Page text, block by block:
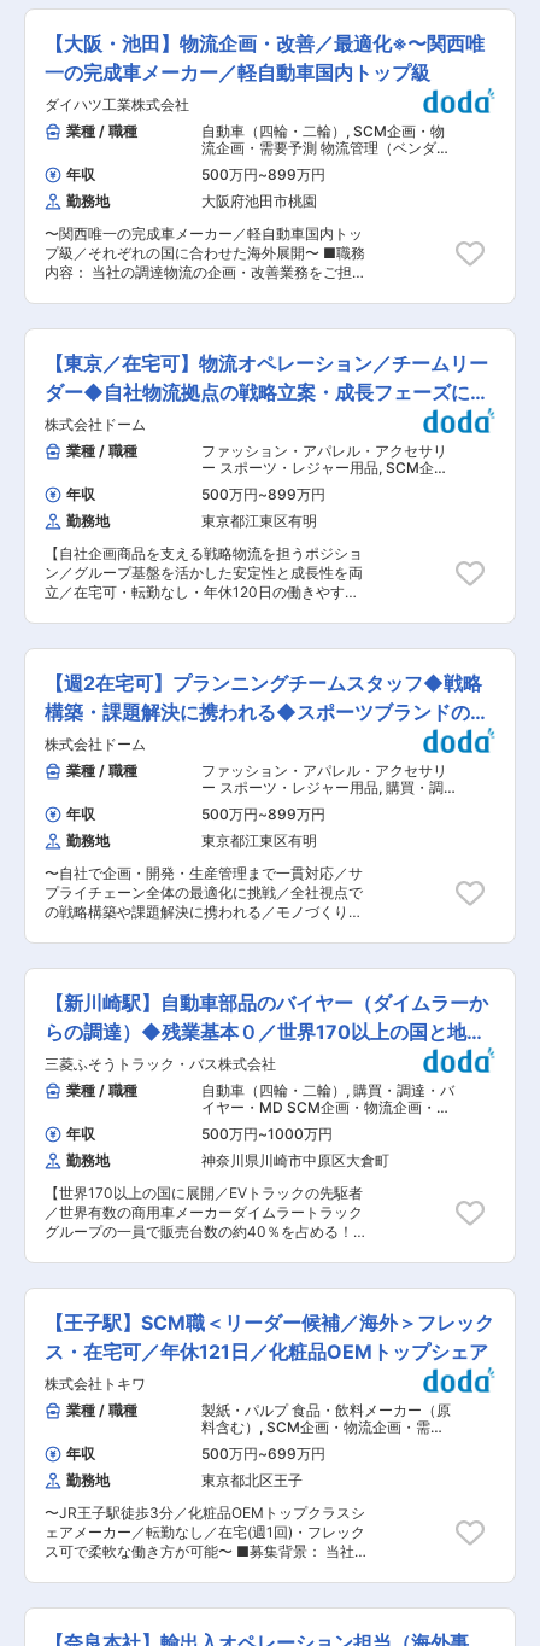
式会社(勤務地：東京都多摩市鶴牧2-11-2） 変更
の範囲：会社の定める業務
になりますが、緊急度や状況により、空輸での対
応も行っております。 ・貿易・関税に関する各種
申請業務 ・製品輸出に必要な各種証明書の取得・
手配業務 ・現地法人およびPOG（海外拠点（現
地法人））との連携・調整業務（主にメール／書
類ベース） ・在庫管理/在庫調達（海外への輸出
の際の製品のロット管理） ＜具体的な職務詳細＞
■輸出業務 海外展開国からオーダーを受け、ロッ
ト条件を含めて国内倉庫在庫を確認の上、フォワ
ーダー手配や輸出書類作成 、港・空港までの輸送
手配など輸出業務を担っていただきます。 Sales
contract、INVOICEやパッキングリスト等の他、
輸出する国によっては原産地証明やCOA等手配が
必要な書類があります。 ■ 在庫調達管理業務 委
託製造メーカーから商品を調達するにはリードタ
イムが数か月必要のため、事前に各国から必要数
変動する在庫数量を管理します。 ■業務の特徴
・取扱書類は日本語中心ですが、現地とのやりと
りは英語を使用したメールでのやりとりを行って
おります。 ・社内外関係者と連携しながら、正確
性・スピードを求められるポジションです。 【ポ
ジションの魅力】 ■ 海外戦略の策定にかかわる
ことができます →新製品など、海外に出す化粧品
の選定を行うことができます。（他部署との連携
をしながら、どの商品を海外に輸出するかを選ぶ
ことも可能です） ※内部材料の輸出可否等は他部
署で確認をしています。 ■ POLAブランドの商品
を、グローバルに広げることができます。
→POLAの自社商品を海外に伝えることができる
を実感する際は、とても大きなやりがいです。 ■
SCM部内でのローテーションが可能 →希望があ
です。 国内の物流やサプライチェーン管理・コス
ト管理など、物流に関する様々な経験を積むこと
も可能です。 変更の範囲：会社の定める業務
【大阪・池田】物流企画・改善／最適化※〜関西唯
一の完成車メーカー／軽自動車国内トップ級
ダイハツ工業株式会社
業種 / 職種
自動車（四輪・二輪） , SCM企画・物
流企画・需要予測 物流管理（ベンダー
管理・配送管理・受発注管理など）
年収 500万円~899万円
勤務地
大阪府池田市桃園
〜関西唯一の完成車メーカー／軽自動車国内トッ
プ級／それぞれの国に合わせた海外展開〜 ■職務
内容： 当社の調達物流の企画・改善業務をご担当
改善提案を通じて、サプライチェーン全体の最適
化・効率化を実現する重要な役割を担います。 ■
職務内容詳細： ・調達物流改革の企画立案、切替
準備、立上げ ・物流計画の立案および輸送ルート
の最適化や改善 ・部品メーカー様の出荷場や輸送
会社様の物流拠点におけるレイアウトおよびオペ
レーションの改善 ・物流の効率向上や環境負荷の
低減を目指した業務効率化の推進 ■部署の役割：
調達物流改革を通じて、国内部品物流の効率化と
持続可能な物流の構築を推進する重要な役割を担
います。社会的課題である輸送業界の需給バラン
スやカーボンニュートラルの実現に向け、部品メ
ーカー様から自社生産工場への部品物流の最適
化、輸送効率向上およびホワイト物流の推進を行
っております。 ■仕事の進め方： 各チーム（企
画・号口）単位で、部品メーカー様や輸送会社様
目指します。 ＊企画チーム：部品メーカー様への
改善提案、調達物流改革の企画立案、生産準備 ＊
号口チーム：引き取り物流の運営管理 ■入社後の
キャリアパス： 入社後は、約半年間のOJTおよび
研修を通じて業務の基礎を習得。その後は、現地
調査や改善提案を通じたプロジェクト経験を積
み、将来的にはリーダーや管理職としてキャリア
アップを目指していただきます。 ■仕事のやりが
い、魅力： 物流2024年問題の解決を目指し、持
続可能な社会の実現に貢献できるポジションで
す。部品メーカー様や輸送会社様と連携しながら
プロジェクトを推進する中で、自身のアイデアを
実現する機会に恵まれています。 変更の範囲：会
【東京／在宅可】物流オペレーション／チームリー
ダー◆自社物流拠点の戦略立案・成長フェーズに参
画
株式会社ドーム
業種 / 職種
ファッション・アパレル・アクセサリ
ー スポーツ・レジャー用品, SCM企
画・物流企画・需要予測 物流管理（ベ
ンダー管理・配送管理・受発注管理な
ど）
年収 500万円~899万円
勤務地
東京都江東区有明
【自社企画商品を支える戦略物流を担うポジショ
ン／グループ基盤を活かした安定性と成長性を両
立／在宅可・転勤なし・年休120日の働きやすい
ペレーション（チームリーダー）業務をお任せし
ます。 DIBとドームの架け橋となり、顧客である
アスリートのための供給オペレーションをご担当
いただきます。 ■業務内容： ・事業計画に照ら
し合わせた、供給体制の中長期戦略の立案・実行
・物流倉庫施設維持・メンテナンス、活用 ・入出
庫オペレーションマネジメント ・予算管理/契約
管理 ・DU社（ドームユナイテッド社）マネジメ
ント ■物流倉庫DIB（DOME IWAKI BASE）につ
いて： 東日本大震災をきっかけに2015年より福
島県いわき市にて稼働しているDIB。ドーム
が、"第二の創業期"として掲げている中長期戦略
の実現に向けて前に進んでいる中で、ドーム物流
を支えるDIBも、これからは「成長」に向けた取
り組みを行っていく段階です。 物流倉庫とともに
自分自身も成長をしながらアスリートを支え、
業務の特徴： ドームは自社で商品企画・開発して
いる商品もあり、生産管理・発注は全て実施。そ
のため、単に倉庫に着荷した時点から始まるので
はなく、入庫前の段階から連携はスタート。 出荷
においても、販売計画を社内で策定しているた
め、企画、事業部側、営業と連携し、入出荷と合
わせて全体プランニングを戦略立案・実行出来る
環境にあります。物流スペシャリストとして、一
気通貫した物流フローを経験が出来るポジション
です。 変更の範囲：会社の定める業務
【週2在宅可】プランニングチームスタッフ◆戦略
構築・課題解決に携われる◆スポーツブランドの日
本代理店
株式会社ドーム
業種 / 職種
ファッション・アパレル・アクセサリ
ー スポーツ・レジャー用品, 購買・調
達・バイヤー・MD SCM企画・物流企
画・需要予測
年収 500万円~899万円
勤務地
東京都江東区有明
〜自社で企画・開発・生産管理まで一貫対応／サ
プライチェーン全体の最適化に挑戦／全社視点で
の戦略構築や課題解決に携われる／モノづくりの
せします。 ◇購買業務では、商品の需要予測から
生産計画、発注・仕入れ業務まで、サプライチェ
ーン全体の最適化に携わっていただきます。 ■業
務詳細： ◇サプライチェーンにおけるプランニン
グ業務 ・適切な商品の発注スケジュール、商品供
給スキームの策定および管理運用 ・上記にまつわ
る社内他部署との連携・交渉 ・MDから連携され
るデータに基づいた、製品および資材のフォーキ
ャスト、製品生産計画の作成および連携 ・各シー
ズンのオペレーション振り返りのサマリ、分析の
とりまとめおよび他部署への連携 ・グローバルサ
プライプランニングチームとのプランニング業務
における連携 ・新たな供給施策に向けた立案・実
行 ◇購買業務 ・マニュアルに基づき、複数シス
テムを使っての発注業務 ・発注に関する海外工場
とのコミュニケーション ・発注書に関する他部署
リアパス： ◇ドームは自社で企画、開発、生産管
理の機能を持ち、一気通貫でモノづくりを担って
いるため、モノづくりに対する幅広い知見を得な
がら、アスリートのサポートに携われるポジショ
ンです。 ◇また、届け先である倉庫もドームグル
ープの運営のため、現場までしっかり把握したう
えで、全体最適の視点を得ながら成長を目指して
いける、チャレンジングな環境があると思いま
す。 ◇さらに、顧客の購買行動の変化に応じて、
常に変化が求められるサプライチェーンにおい
て、全社規模での戦略構築や、課題解決などを考
える機会も多くあるため、ご自身のさらなる成長
には最適なポジションだと思います。 ◇さらなる
があり、非常にチャレンジングなポジションで
す。 変更の範囲：会社の定める業務
【新川崎駅】自動車部品のバイヤー（ダイムラーか
らの調達）◆残業基本０／世界170以上の国と地域
に展開
三菱ふそうトラック・バス株式会社
業種 / 職種
自動車（四輪・二輪） , 購買・調達・バ
イヤー・MD SCM企画・物流企画・需
要予測
年収 500万円~1000万円
勤務地
神奈川県川崎市中原区大倉町
【世界170以上の国に展開／EVトラックの先駆者
／世界有数の商用車メーカーダイムラートラック
グループの一員で販売台数の約40％を占める！／
販売を行うグローバル企業で、電気トラック
「eCanter」など環境対応車に注力しています。
世界170以上の国と地域に製品を展開し、高い品
質と技術力を誇ります。ダイムラートラックグル
ープの一員として、グローバルなネットワークと
先進技術を活かし、2026年には日野自動車との
統合による新会社設立を予定。持続可能な社会へ
の貢献と次世代モビリティの実現に向け、事業投
資と技術革新を推進しています。 ■職務概要 ダ
イムラートラックからの独立に伴い、新たに購買
メンバーを募集します。 現在はダイムラートラッ
クの傘下であり、ダイムラーからの購買調達をし
ていますが、独立に伴ってダイムラーと重複して
いる部品においては、ダイムラーから調達をして
いきます。 ■魅力 ・主に日本国外のサプライヤ
ーとやり取りします。 ・中国、韓国、インド、台
部門の人々と協力して作業し、私たちのアイデア
【王子駅】SCM職＜リーダー候補／海外＞フレック
ス・在宅可／年休121日／化粧品OEMトップシェア
株式会社トキワ
業種 / 職種
製紙・パルプ 食品・飲料メーカー（原
料含む） , SCM企画・物流企画・需要
予測 貿易業務（輸出入業務・通関な
ど）
年収 500万円~699万円
勤務地
東京都北区王子
〜JR王子駅徒歩3分／化粧品OEMトップクラスシ
ェアメーカー／転勤なし／在宅(週1回)・フレック
ス可で柔軟な働き方が可能〜 ■募集背景： 当社
韓国、香港、台湾他）を顧客としています。当社
の国内自社工場で製造後、直輸出を行っておりま